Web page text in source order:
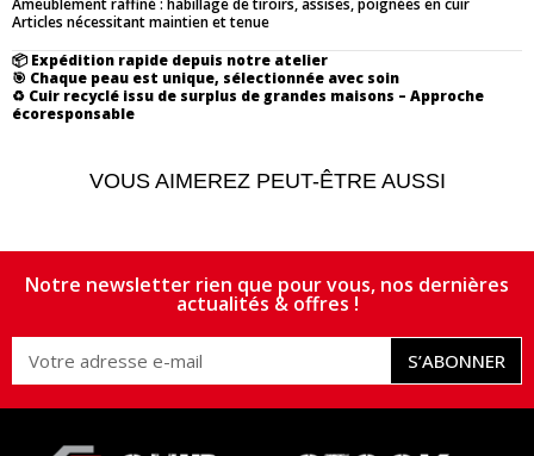
Ameublement raffiné : habillage de tiroirs, assises, poignées en cuir
Articles nécessitant maintien et tenue
📦Expédition rapide depuis notre atelier
🎯 Chaque peau est unique, sélectionnée avec soin
♻️ Cuir recyclé issu de surplus de grandes maisons – Approche
écoresponsable
VOUS AIMEREZ PEUT-ÊTRE AUSSI
Notre newsletter rien que pour vous, nos dernières
actualités & offres !
S’ABONNER